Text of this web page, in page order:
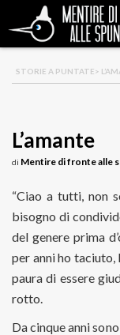
STORIE A PUNTATE>
L’amante
di Mentire di fronte alle
“Ciao a tutti, non
bisogno di
del genere prima
per anni ho
paura di essere
rotto.
Da cinque anni